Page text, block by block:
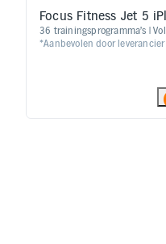
Focus Fitness Jet 5
Loopband
36 trainingsprogramma’s |
voorgemonteerd |
*Aanbevolen door leverancier